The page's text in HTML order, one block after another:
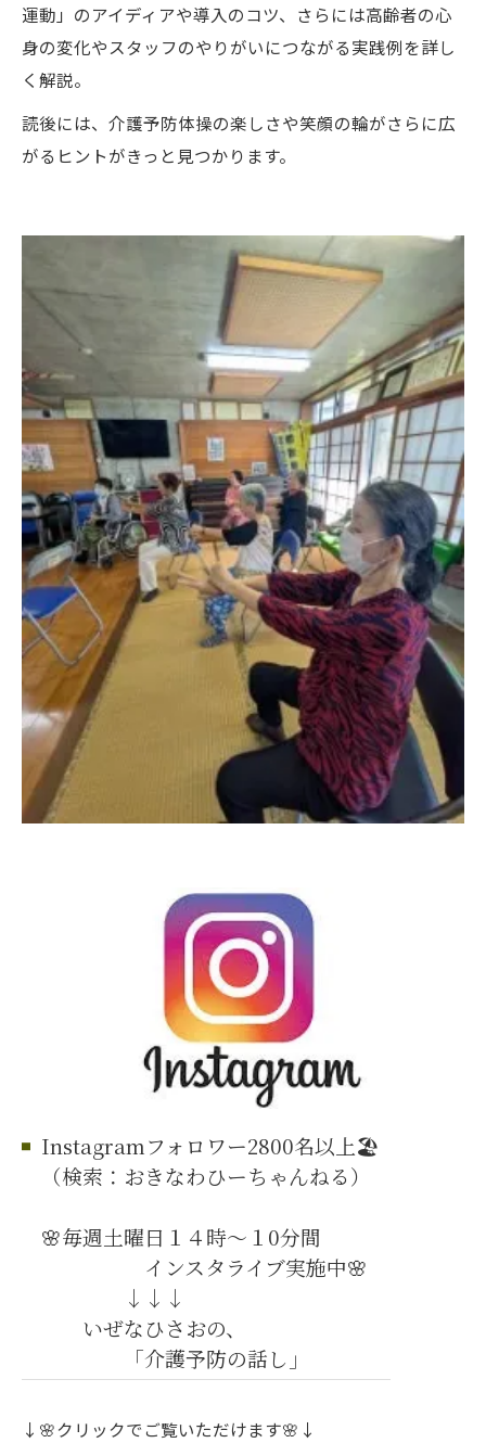
運動」のアイディアや導入のコツ、さらには高齢者の心
身の変化やスタッフのやりがいにつながる実践例を詳し
く解説。
読後には、介護予防体操の楽しさや笑顔の輪がさらに広
がるヒントがきっと見つかります。
Instagramフォロワー2800名以上🏖️
（検索：おきなわひーちゃんねる）
🌸毎週土曜日１４時～１0分間
インスタライブ実施中🌸
↓↓↓
いぜなひさおの、
「介護予防の話し」
↓🌸クリックでご覧いただけます🌸↓